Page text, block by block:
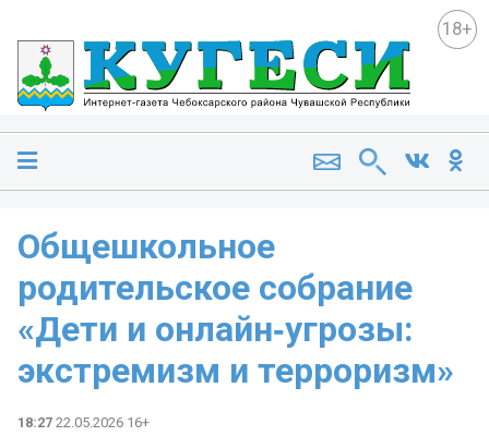
18+
Общешкольное
родительское собрание
«Дети и онлайн‑угрозы:
экстремизм и терроризм»
18:27 22.05.2026 16+